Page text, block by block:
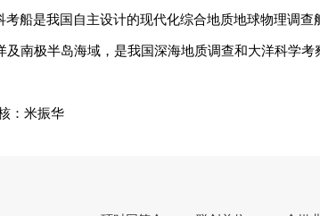
考船是我国自主设计的现代化综合地质地球物理调
及南极半岛海域，是我国深海地质调查和大洋科学
：米振华